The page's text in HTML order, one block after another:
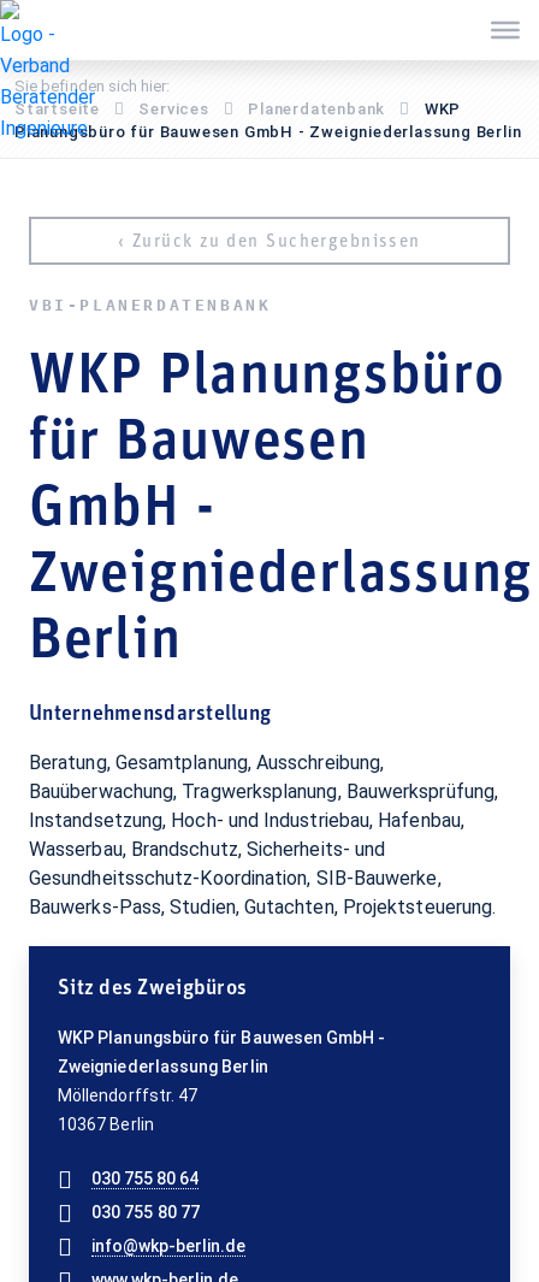
Sie befinden sich hier:
Startseite
Services Pla­ner­daten­bank
WKP
Planungsbüro für Bauwesen GmbH - Zweigniederlassung Berlin
VBI-PLA­NER­DATEN­BANK
WKP Planungsbüro
für Bauwesen
GmbH -
Zweigniederlassung
Berlin
‹ Zurück zu den Suchergebnissen
Unternehmensdarstellung
Beratung, Gesamtplanung, Ausschreibung,
Bauüberwachung, Tragwerksplanung, Bauwerksprüfung,
Instandsetzung, Hoch- und Industriebau, Hafenbau,
Wasserbau, Brandschutz, Sicherheits- und
Gesundheitsschutz-Koordination, SIB-Bauwerke,
Bauwerks-Pass, Studien, Gutachten, Projektsteuerung.
Sitz des Zweigbüros
WKP Planungsbüro für Bauwesen GmbH -
Zweigniederlassung Berlin
Möllendorffstr. 47
10367 Berlin
030 755 80 64
030 755 80 77
info@wkp-berlin.de